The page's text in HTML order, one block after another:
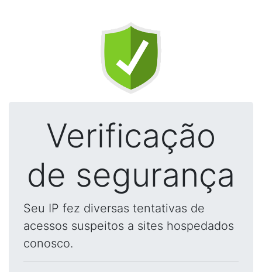
Verificação
de segurança
Seu IP fez diversas tentativas de
acessos suspeitos a sites hospedados
conosco.